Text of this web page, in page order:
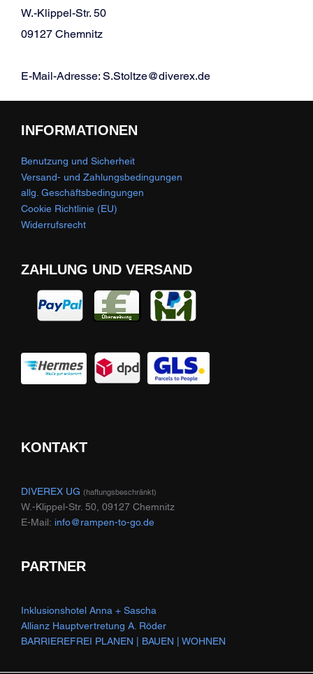
W.-Klippel-Str. 50
09127 Chemnitz
E-Mail-Adresse: S.Stoltze@diverex.de
INFORMATIONEN
Benutzung und Sicherheit
Versand- und Zahlungsbedingungen
allg. Geschäftsbedingungen
Cookie Richtlinie (EU)
Widerrufsrecht
ZAHLUNG UND VERSAND
KONTAKT
DIVEREX UG (haftungsbeschränkt)
W.-Klippel-Str. 50, 09127 Chemnitz
E-Mail: info@rampen-to-go.de
PARTNER
Inklusionshotel Anna + Sascha
Allianz Hauptvertretung A. Röder
BARRIEREFREI PLANEN | BAUEN | WOHNEN